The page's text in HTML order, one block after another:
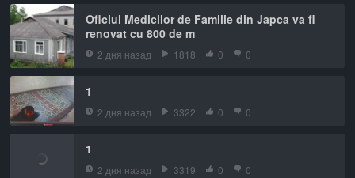
Oficiul Medicilor de Familie din Japca va fi
renovat cu 800 de m
2 дня назад 1818 0 0
1
2 дня назад 3322 0 0
1
2 дня назад 3319 0 0